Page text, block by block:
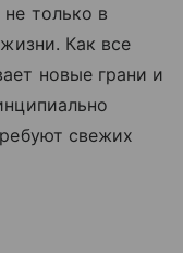
только в
Как все
новые грани и
свежих